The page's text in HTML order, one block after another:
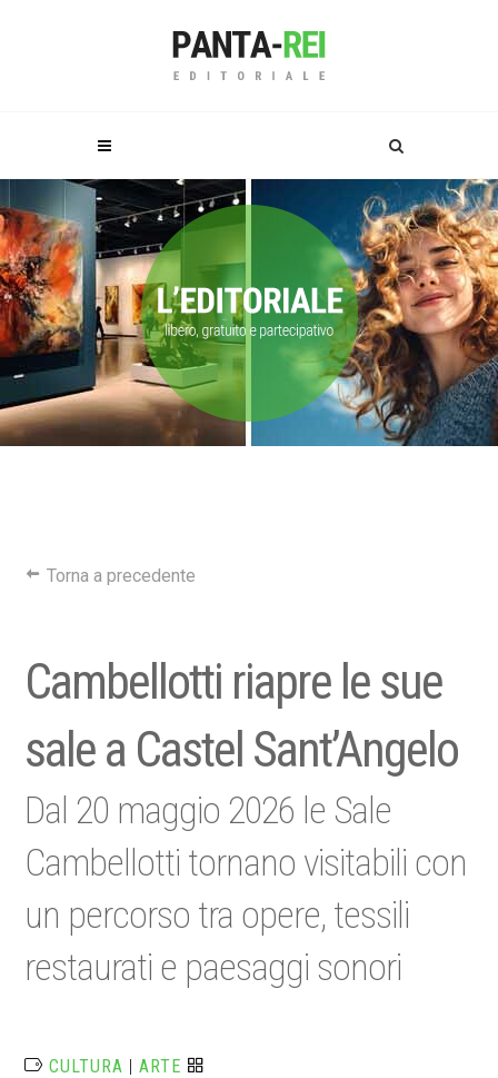
Torna a precedente
Cambellotti riapre le sue
sale a Castel Sant’Angelo
Dal 20 maggio 2026 le Sale
Cambellotti tornano visitabili con
un percorso tra opere, tessili
restaurati e paesaggi sonori
CULTURA |ARTE